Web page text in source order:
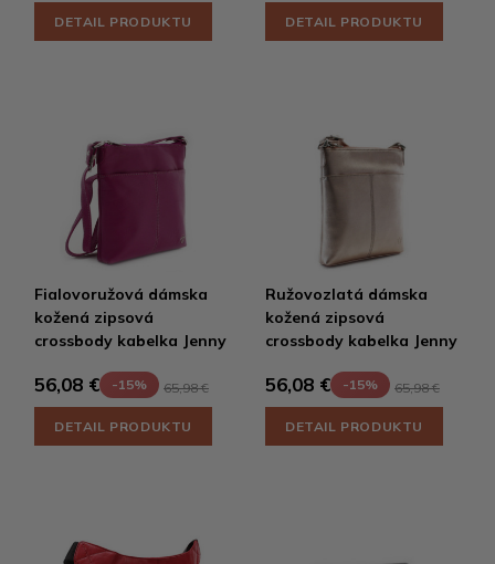
DETAIL PRODUKTU DETAIL PRODUKTU
Fialovoružová dámska
kožená zipsová
crossbody kabelka Jenny
56,08 € -15% 65,98 €
DETAIL PRODUKTU
Ružovozlatá dámska
kožená zipsová
crossbody kabelka Jenny
56,08 € -15% 65,98 €
DETAIL PRODUKTU